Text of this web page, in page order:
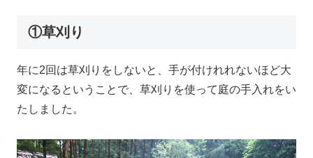
①草刈り
年に2回は草刈りをしないと、手が付けれれないほど大
変になるということで、草刈りを使って庭の手入れをい
たしました。